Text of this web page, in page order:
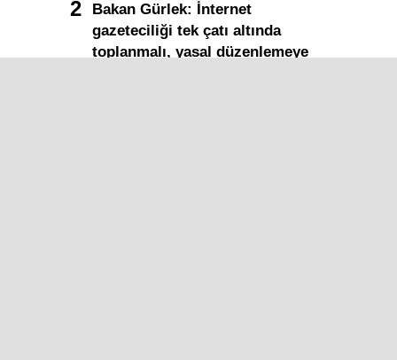
Bakan Gürlek: İnternet
gazeteciliği tek çatı altında
toplanmalı, yasal düzenlemeye